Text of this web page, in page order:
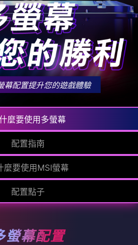
幕配置提升您的遊戲體驗
麼要使用多螢幕
配置指南
麼要使用MSI螢幕
配置點子
螢幕配置